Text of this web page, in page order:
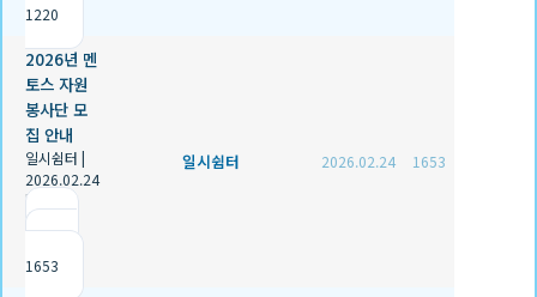
1220
2026년 멘
토스 자원
봉사단 모
집 안내
일시쉼터 |
2026.02.24
|
1653
일시쉼터 2026.02.24 1653